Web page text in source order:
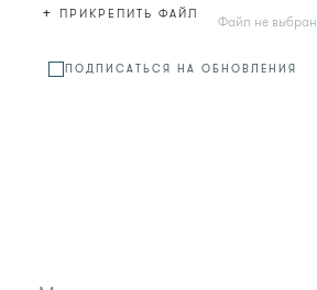
+ ПРИКРЕПИТЬ ФАЙЛ Файл не выбран
ПОДПИСАТЬСЯ НА ОБНОВЛЕНИЯ